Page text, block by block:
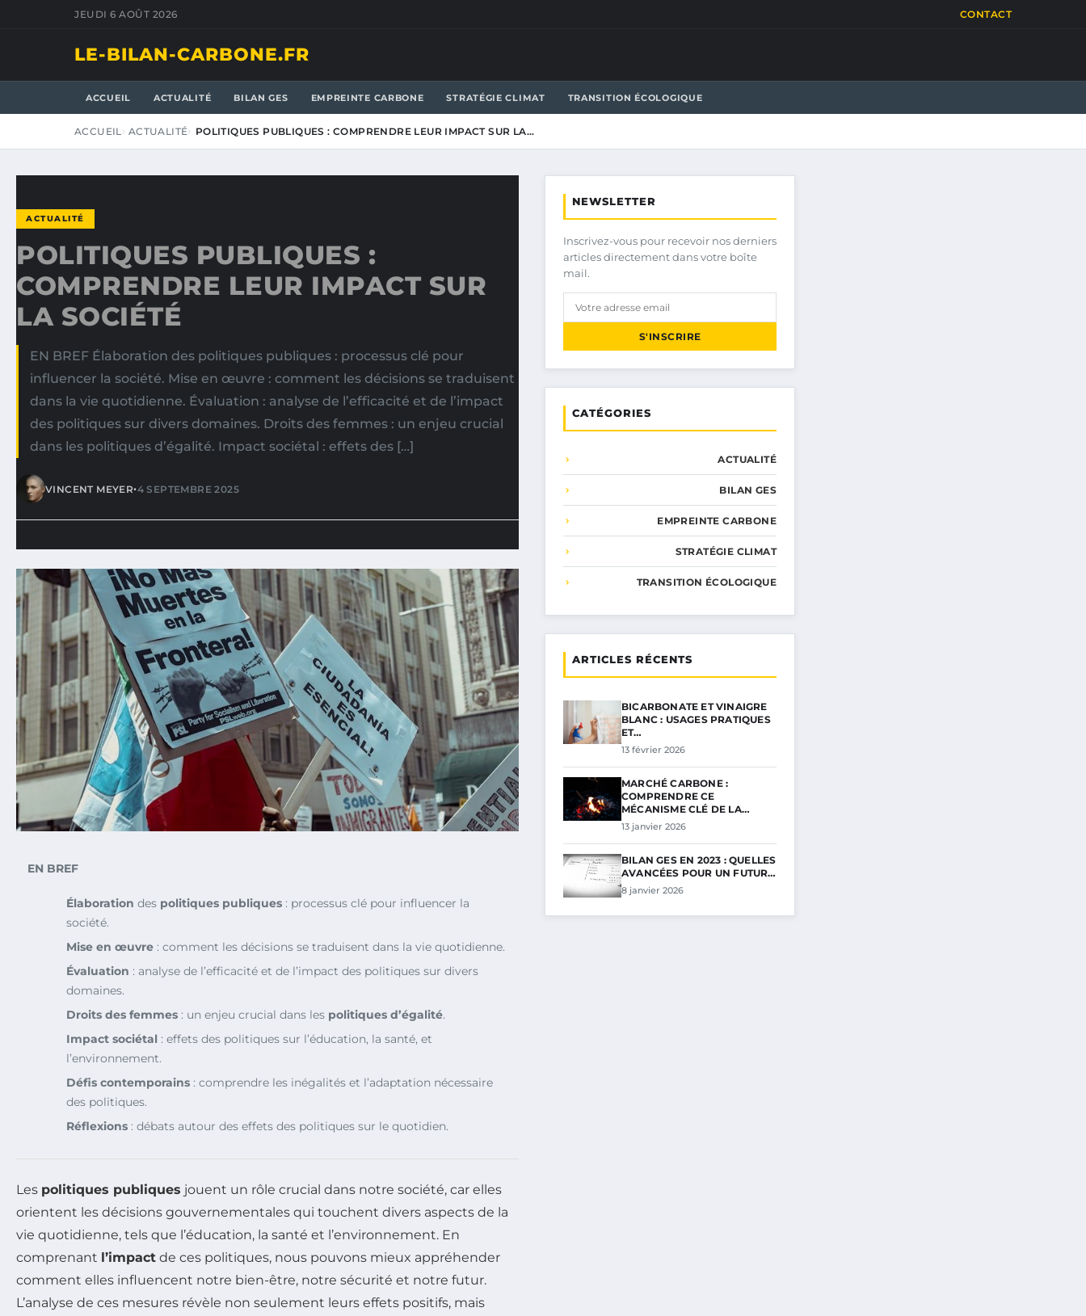
JEUDI 6 AOÛT 2026 CONTACT
LE-BILAN-CARBONE.FR
ACCUEIL ACTUALITÉ BILAN GES EMPREINTE CARBONE STRATÉGIE CLIMAT TRANSITION ÉCOLOGIQUE
ACCUEIL ACTUALITÉ POLITIQUES PUBLIQUES : COMPRENDRE LEUR IMPACT SUR LA…
ACTUALITÉ
POLITIQUES PUBLIQUES :
COMPRENDRE LEUR IMPACT SUR
LA SOCIÉTÉ
EN BREF Élaboration des politiques publiques : processus clé pour
influencer la société. Mise en œuvre : comment les décisions se traduisent
dans la vie quotidienne. Évaluation : analyse de l’efficacité et de l’impact
des politiques sur divers domaines. Droits des femmes : un enjeu crucial
dans les politiques d’égalité. Impact sociétal : effets des […]
VINCENT MEYER•4 SEPTEMBRE 2025
EN BREF
Élaboration des politiques publiques : processus clé pour influencer la
société.
Mise en œuvre : comment les décisions se traduisent dans la vie quotidienne.
Évaluation : analyse de l’efficacité et de l’impact des politiques sur divers
domaines.
Droits des femmes : un enjeu crucial dans les politiques d’égalité.
Impact sociétal : effets des politiques sur l’éducation, la santé, et
l’environnement.
Défis contemporains : comprendre les inégalités et l’adaptation nécessaire
des politiques.
Réflexions : débats autour des effets des politiques sur le quotidien.
Les politiques publiques jouent un rôle crucial dans notre société, car elles
orientent les décisions gouvernementales qui touchent divers aspects de la
vie quotidienne, tels que l’éducation, la santé et l’environnement. En
comprenant l’impact de ces politiques, nous pouvons mieux appréhender
comment elles influencent notre bien-être, notre sécurité et notre futur.
L’analyse de ces mesures révèle non seulement leurs effets positifs, mais
NEWSLETTER
Inscrivez-vous pour recevoir nos derniers
articles directement dans votre boîte
mail.
S'INSCRIRE
CATÉGORIES
ACTUALITÉ
BILAN GES
EMPREINTE CARBONE
STRATÉGIE CLIMAT
TRANSITION ÉCOLOGIQUE
ARTICLES RÉCENTS
BICARBONATE ET VINAIGRE
BLANC : USAGES PRATIQUES
ET…
13 février 2026
MARCHÉ CARBONE :
COMPRENDRE CE
MÉCANISME CLÉ DE LA…
13 janvier 2026
BILAN GES EN 2023 : QUELLES
AVANCÉES POUR UN FUTUR…
8 janvier 2026